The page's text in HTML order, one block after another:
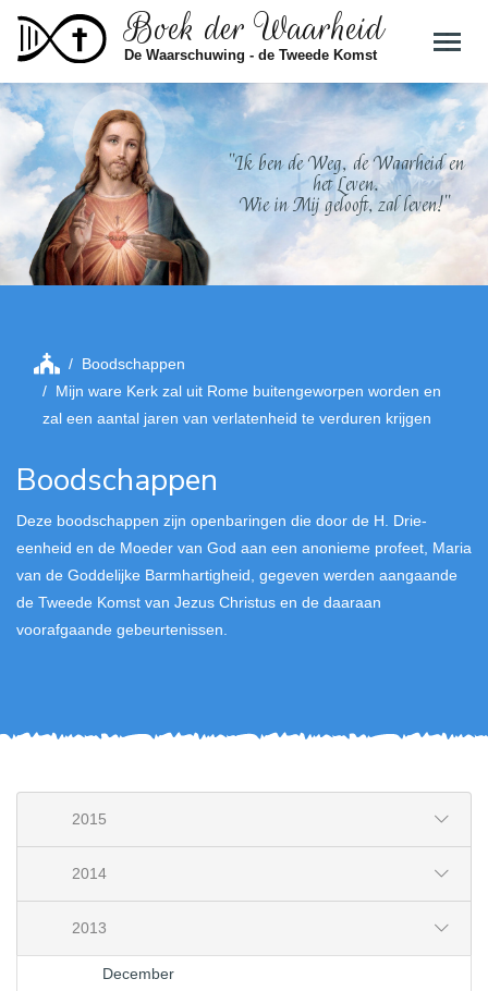
Skip to main contentBoek der Waarheid
De Waarschuwing - de Tweede Komst
"Ik ben de Weg, de Waarheid en
het Leven.
Wie in Mij gelooft, zal leven!"
Boodschappen
Mijn ware Kerk zal uit Rome buitengeworpen worden en
zal een aantal jaren van verlatenheid te verduren krijgen
Boodschappen
Deze boodschappen zijn openbaringen die door de H. Drie-
eenheid en de Moeder van God aan een anonieme profeet, Maria
van de Goddelijke Barmhartigheid, gegeven werden aangaande
de Tweede Komst van Jezus Christus en de daaraan
voorafgaande gebeurtenissen.
2015
2014
2013
December